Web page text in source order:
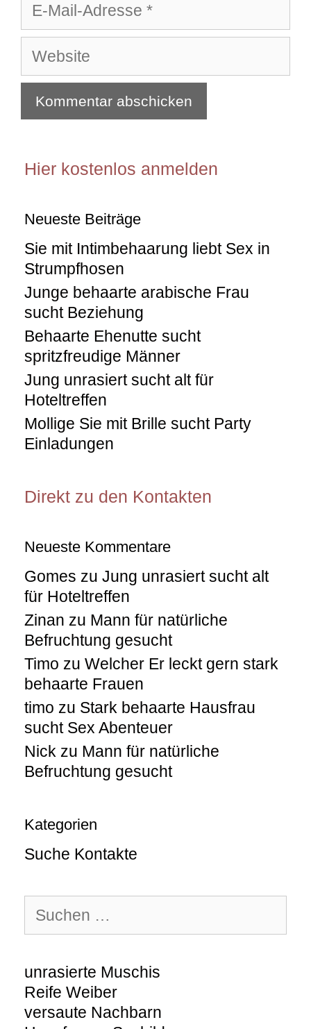
Mail-
Adresse
Website
Hier kostenlos anmelden
Neueste Beiträge
Sie mit Intimbehaarung liebt Sex in
Strumpfhosen
Junge behaarte arabische Frau
sucht Beziehung
Behaarte Ehenutte sucht
spritzfreudige Männer
Jung unrasiert sucht alt für
Hoteltreffen
Mollige Sie mit Brille sucht Party
Einladungen
Direkt zu den Kontakten
Neueste Kommentare
Gomes zu Jung unrasiert sucht alt
für Hoteltreffen
Zinan zu Mann für natürliche
Befruchtung gesucht
Timo zu Welcher Er leckt gern stark
behaarte Frauen
timo zu Stark behaarte Hausfrau
sucht Sex Abenteuer
Nick zu Mann für natürliche
Befruchtung gesucht
Kategorien
Suche Kontakte
Suchen
nach:
unrasierte Muschis
Reife Weiber
versaute Nachbarn